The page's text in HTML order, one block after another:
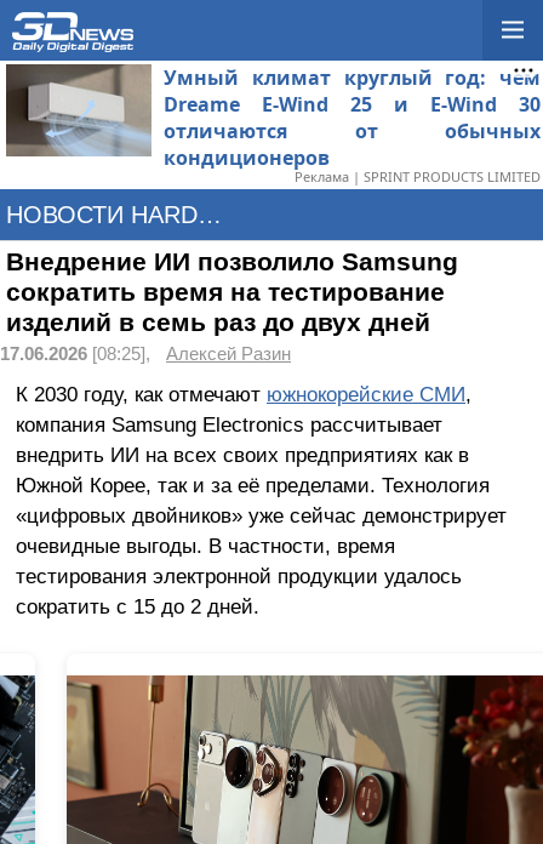
Умный климат круглый год: чем
Dreame E-Wind 25 и E-Wind 30
отличаются от обычных
кондиционеров
Реклама | SPRINT PRODUCTS LIMITED
НОВОСТИ HARDWARE
Внедрение ИИ позволило Samsung
сократить время на тестирование
изделий в семь раз до двух дней
17.06.2026 [08:25], Алексей Разин
К 2030 году, как отмечают южнокорейские СМИ,
компания Samsung Electronics рассчитывает
внедрить ИИ на всех своих предприятиях как в
Южной Корее, так и за её пределами. Технология
«цифровых двойников» уже сейчас демонстрирует
очевидные выгоды. В частности, время
тестирования электронной продукции удалось
сократить с 15 до 2 дней.